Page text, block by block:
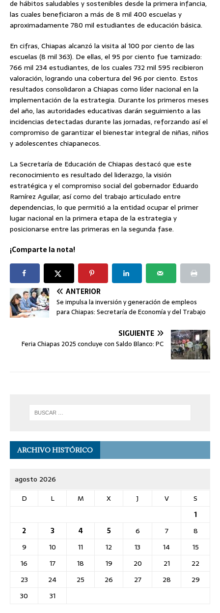
de hábitos saludables y sostenibles desde la primera infancia,
las cuales beneficiaron a más de 8 mil 400 escuelas y
aproximadamente 780 mil estudiantes de educación básica.
En cifras, Chiapas alcanzó la visita al 100 por ciento de las
escuelas (8 mil 363). De ellas, el 95 por ciento fue tamizado:
766 mil 234 estudiantes, de los cuales 732 mil 595 recibieron
valoración, logrando una cobertura del 96 por ciento. Estos
resultados consolidaron a Chiapas como líder nacional en la
implementación de la estrategia. Durante los primeros meses
del año, las autoridades educativas darán seguimiento a las
incidencias detectadas durante las jornadas, reforzando así el
compromiso de garantizar el bienestar integral de niñas, niños
y adolescentes chiapanecos.
La Secretaría de Educación de Chiapas destacó que este
reconocimiento es resultado del liderazgo, la visión
estratégica y el compromiso social del gobernador Eduardo
Ramírez Aguilar, así como del trabajo articulado entre
dependencias, lo que permitió a la entidad ocupar el primer
lugar nacional en la primera etapa de la estrategia y
posicionarse entre las primeras en la segunda fase.
¡Comparte la nota!
ANTERIOR
Se impulsa la inversión y generación de empleos
para Chiapas: Secretaría de Economía y del Trabajo
SIGUIENTE
Feria Chiapas 2025 concluye con Saldo Blanco: PC
ARCHIVO HISTÓRICO
agosto 2026
D
L M X J V
S
1
2
3 4 5 6 7
8
9
10 11 12 13 14
15
16
17 18 19 20 21
22
23
24 25 26 27 28
29
30
31